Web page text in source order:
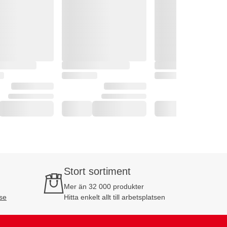
Stort sortiment
Mer än 32 000 produkter
Hitta enkelt allt till arbetsplatsen